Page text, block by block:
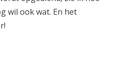
wil ook wat. En het